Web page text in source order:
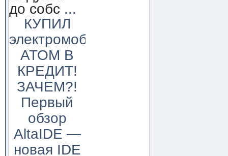
до собс ...
КУПИЛ
электромобиль
АТОМ В
КРЕДИТ!
ЗАЧЕМ?!
Первый
обзор
AltaIDE —
новая IDE